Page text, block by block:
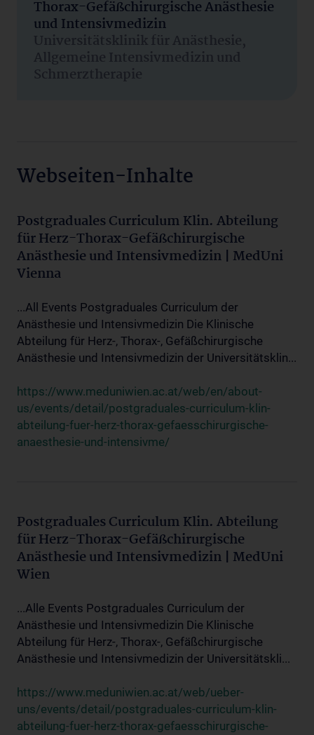
Thorax-Gefäßchirurgische Anästhesie
und Intensivmedizin
Universitätsklinik für Anästhesie,
Allgemeine Intensivmedizin und
Schmerztherapie
Webseiten-Inhalte
Postgraduales Curriculum Klin. Abteilung
für Herz-Thorax-Gefäßchirurgische
Anästhesie und Intensivmedizin | MedUni
Vienna
...All Events Postgraduales Curriculum der
Anästhesie und Intensivmedizin Die Klinische
Abteilung für Herz-, Thorax-, Gefäßchirurgische
Anästhesie und Intensivmedizin der Universitätsklin...
https://www.meduniwien.ac.at/web/en/about-
us/events/detail/postgraduales-curriculum-klin-
abteilung-fuer-herz-thorax-gefaesschirurgische-
anaesthesie-und-intensivme/
Postgraduales Curriculum Klin. Abteilung
für Herz-Thorax-Gefäßchirurgische
Anästhesie und Intensivmedizin | MedUni
Wien
...Alle Events Postgraduales Curriculum der
Anästhesie und Intensivmedizin Die Klinische
Abteilung für Herz-, Thorax-, Gefäßchirurgische
Anästhesie und Intensivmedizin der Universitätskli...
https://www.meduniwien.ac.at/web/ueber-
uns/events/detail/postgraduales-curriculum-klin-
abteilung-fuer-herz-thorax-gefaesschirurgische-